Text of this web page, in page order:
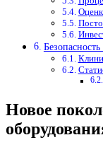
Новое